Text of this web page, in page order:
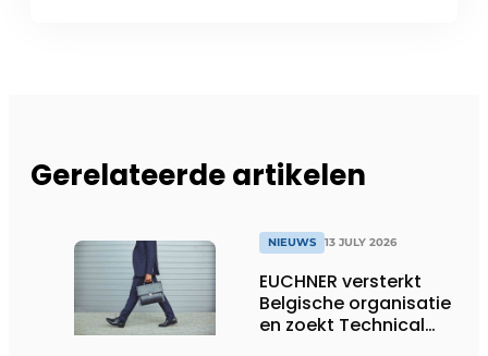
Gerelateerde artikelen
NIEUWS 13 JULY 2026
EUCHNER versterkt
Belgische organisatie
en zoekt Technical